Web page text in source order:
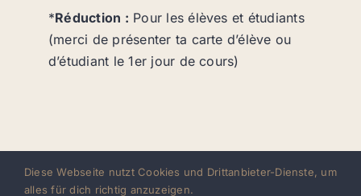
*Réduction : Pour les élèves et étudiants
(merci de présenter ta carte d’élève ou
d’étudiant le 1er jour de cours)
Diese Webseite nutzt Cookies und Drittanbieter-Dienste, um
alles für dich richtig anzuzeigen.